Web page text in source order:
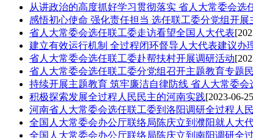
从讲政治的高度抓好学习贯彻落实 省人大常委会选
感悟初心使命 强化责任担当 选任联工委分党组开展
省人大常委会选任联工委走访看望全国人大代表
建立有效运行机制 全过程闭环督导人大代表建议办
省人大常委会选任联工委赴帮扶村开展调研活动
省人大常委会选任联工委分党组召开主题教育专题
持续开展主题教育 筑牢廉洁自律防线 省人大常委
积极探索发展全过程人民民主的河南实践[2023-06-
河南省人大常委会选任联工委到洛阳调研全过程人
全国人大常委会办公厅联络局陈庆立到濮阳就人大
全国人大常委会办公厅联络局陈庆立到南阳调研全